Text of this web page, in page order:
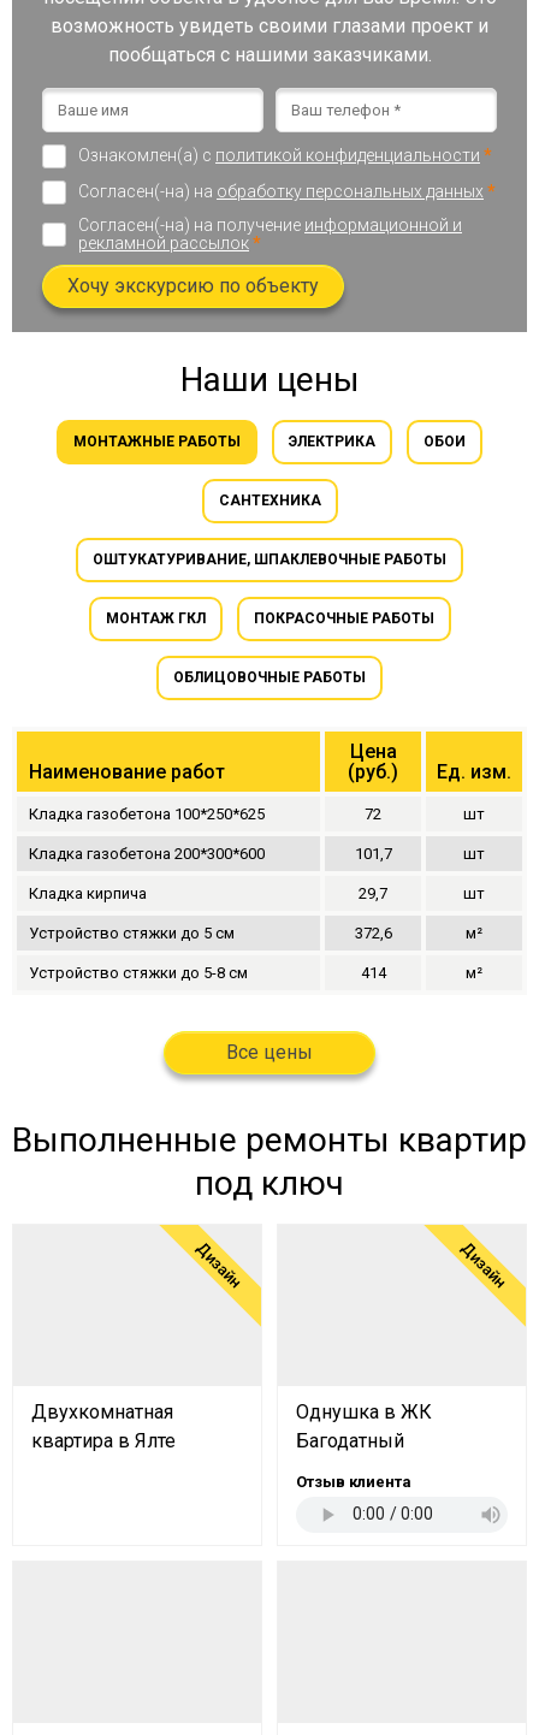
возможность увидеть своими глазами проект и
пообщаться с нашими заказчиками.
Ознакомлен(а) с политикой конфиденциальности *
Согласен(-на) на обработку персональных данных *
Согласен(-на) на получение информационной и
рекламной рассылок*
Хочу экскурсию по объекту
Наши цены
МОНТАЖНЫЕ РАБОТЫ ЭЛЕКТРИКА ОБОИ
САНТЕХНИКА
ОШТУКАТУРИВАНИЕ, ШПАКЛЕВОЧНЫЕ РАБОТЫ
МОНТАЖ ГКЛ ПОКРАСОЧНЫЕ РАБОТЫ
ОБЛИЦОВОЧНЫЕ РАБОТЫ
Наименование работ
Цена
(руб.)
Ед. изм.
Кладка газобетона 100*250*625 72 шт
Кладка газобетона 200*300*600 101,7 шт
Кладка кирпича 29,7 шт
Устройство стяжки до 5 см 372,6 м²
Устройство стяжки до 5-8 см 414 м²
Все цены
Выполненные ремонты квартир
под ключ
Дизайн
Двухкомнатная
квартира в Ялте
Дизайн
Однушка в ЖК
Багодатный
Отзыв клиента